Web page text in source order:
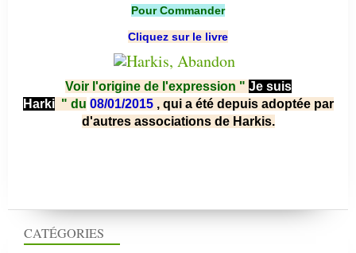
CATÉGORIES
Pour Commander
Cliquez sur le livre
Voir l'origine de l'expression " Je suis
Harki " du 08/01/2015 , qui a été depuis adoptée par
d'autres associations de Harkis.